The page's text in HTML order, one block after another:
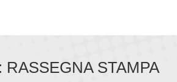
RASSEGNA STAMPA